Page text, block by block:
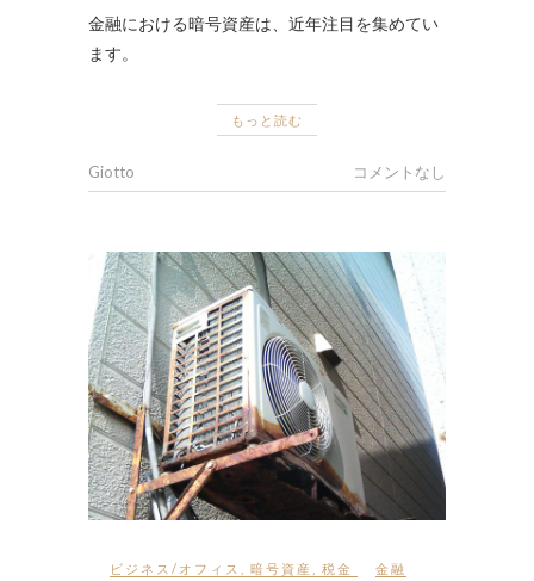
金融における暗号資産は、近年注目を集めてい
ます。
もっと読む
Giotto コメントなし
ビジネス/オフィス 暗号資産 税金 金融